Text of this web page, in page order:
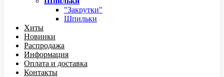
"Закрутки"
Шпильки
Хиты
Новинки
Распродажа
Информация
Оплата и доставка
Контакты